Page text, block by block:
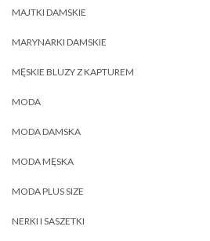
MAJTKI DAMSKIE
MARYNARKI DAMSKIE
MĘSKIE BLUZY Z KAPTUREM
MODA
MODA DAMSKA
MODA MĘSKA
MODA PLUS SIZE
NERKI I SASZETKI